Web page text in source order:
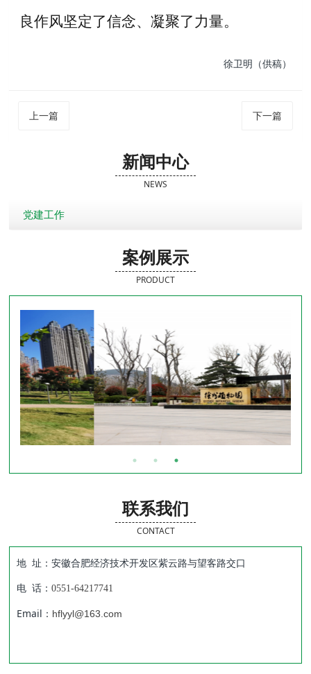
良作风坚定了信念、凝聚了力量。
徐卫明（供稿）
上一篇 下一篇
新闻中心
NEWS
党建工作
案例展示
PRODUCT
联系我们
CONTACT
地 址：安徽合肥经济技术开发区紫云路与望客路交口
电 话：0551-64217741
Email： hflyyl@163.com